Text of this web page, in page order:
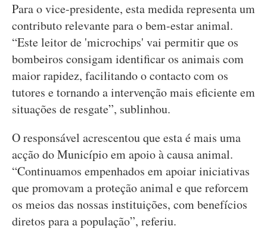
Para o vice-presidente, esta medida representa um
contributo relevante para o bem-estar animal.
“Este leitor de 'microchips' vai permitir que os
bombeiros consigam identificar os animais com
maior rapidez, facilitando o contacto com os
tutores e tornando a intervenção mais eficiente em
situações de resgate”, sublinhou.
O responsável acrescentou que esta é mais uma
acção do Município em apoio à causa animal.
“Continuamos empenhados em apoiar iniciativas
que promovam a proteção animal e que reforcem
os meios das nossas instituições, com benefícios
diretos para a população”, referiu.